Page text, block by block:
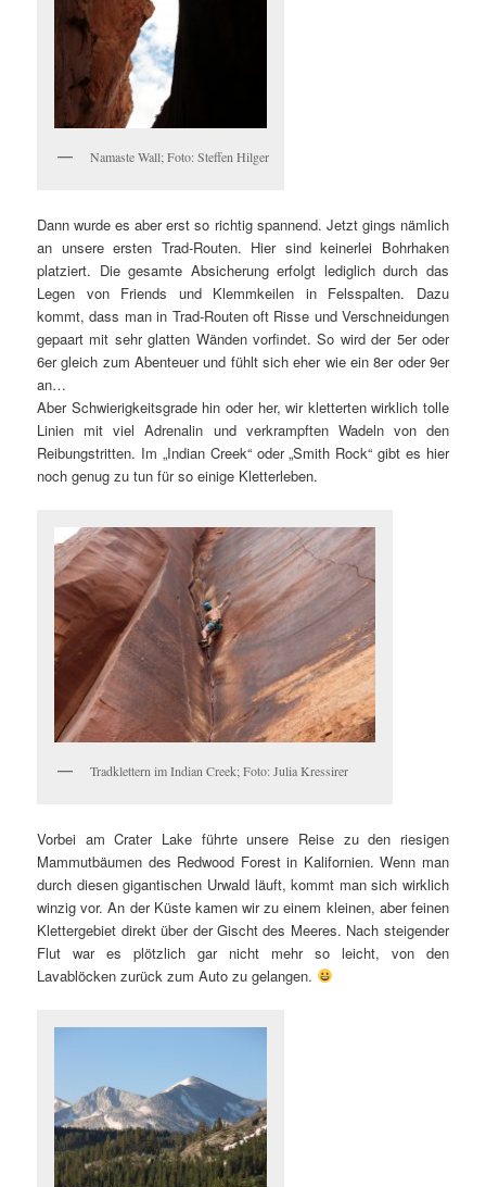
Namaste Wall; Foto: Steffen Hilger
Dann wurde es aber erst so richtig spannend. Jetzt gings nämlich
an unsere ersten Trad-Routen. Hier sind keinerlei Bohrhaken
platziert. Die gesamte Absicherung erfolgt lediglich durch das
Legen von Friends und Klemmkeilen in Felsspalten. Dazu
kommt, dass man in Trad-Routen oft Risse und Verschneidungen
gepaart mit sehr glatten Wänden vorfindet. So wird der 5er oder
6er gleich zum Abenteuer und fühlt sich eher wie ein 8er oder 9er
an…
Aber Schwierigkeitsgrade hin oder her, wir kletterten wirklich tolle
Linien mit viel Adrenalin und verkrampften Wadeln von den
Reibungstritten. Im „Indian Creek“ oder „Smith Rock“ gibt es hier
noch genug zu tun für so einige Kletterleben.
Tradklettern im Indian Creek; Foto: Julia Kressirer
Vorbei am Crater Lake führte unsere Reise zu den riesigen
Mammutbäumen des Redwood Forest in Kalifornien. Wenn man
durch diesen gigantischen Urwald läuft, kommt man sich wirklich
winzig vor. An der Küste kamen wir zu einem kleinen, aber feinen
Klettergebiet direkt über der Gischt des Meeres. Nach steigender
Flut war es plötzlich gar nicht mehr so leicht, von den
Lavablöcken zurück zum Auto zu gelangen.